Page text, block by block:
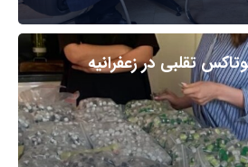
تقلبی در زعفرانیه